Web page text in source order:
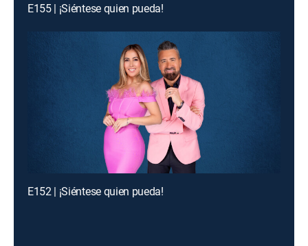
E155 | ¡Siéntese quien pueda!
E152 | ¡Siéntese quien pueda!